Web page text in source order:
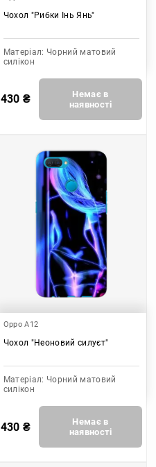
Чохол "Рибки Інь Янь"
Матеріал: Чорний матовий
силікон
430 ₴
Немає в
наявності
Oppo A12
Чохол "Неоновий силуєт"
Матеріал: Чорний матовий
силікон
430 ₴
Немає в
наявності